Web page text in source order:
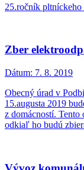
25.ročník
Zber
Dátum: 7. 8. 2019
Obecný úrad v
15.augusta 2019
z domácností. Tento
odkiaľ ho budú